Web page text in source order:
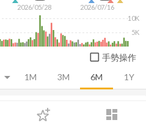
dashboard
登入
1M 3M 6M 1Y
2026/05/28 2026/07/16
5K
10K
手勢操作
消息面 財務報